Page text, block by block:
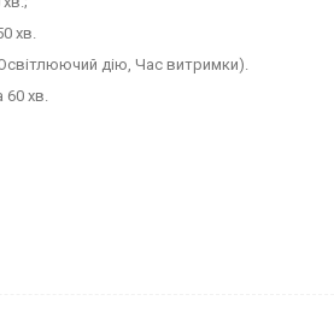
хв.
дію, Час витримки).
хв.